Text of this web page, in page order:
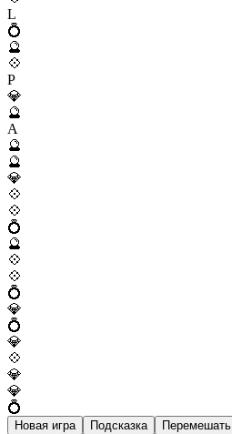
L
💍
🔮
💠
P
💎
🔮
A
🔮
🔮
💎
💠
💠
💍
🔮
💠
💠
💍
💎
💍
💎
💠
💎
💎
💍
Новая игра Подсказка Перемешать